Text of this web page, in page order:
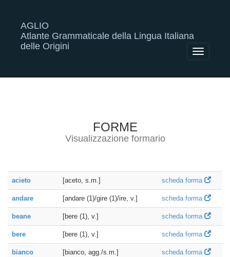
AGLIO
Atlante Grammaticale della Lingua Italiana
delle Origini
Toggle
FORME
Visualizzazione formario
acieto [aceto, s.m.] scheda forma
andare [andare (1)/gire (1)/ire, v.] scheda forma
beane [bere (1), v.] scheda forma
bere [bere (1), v.] scheda forma
bianco [bianco, agg./s.m.] scheda forma